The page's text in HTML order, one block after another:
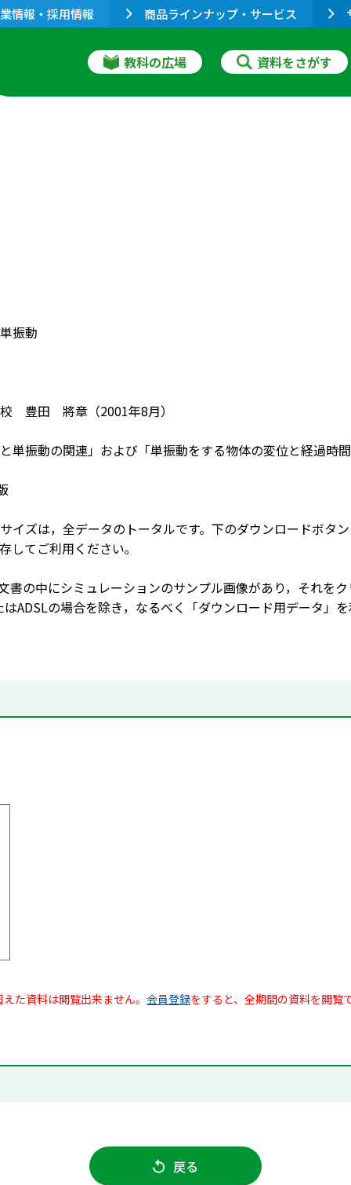
情報・採用情報 商品ラインナップ・サービス
教科の広場 資料をさがす
振動
豊田 將章（2001年8月）
単振動の関連」および「単振動をする物体の変位と経過時
ズは，全データのトータルです。下のダウンロードボタ
してご利用ください｡
書の中にシミュレーションのサンプル画像があり，それを
はADSLの場合を除き，なるべく「ダウンロード用データ」
た資料は閲覧出来ません。 会員登録をすると、全期間の資料を閲覧
戻る